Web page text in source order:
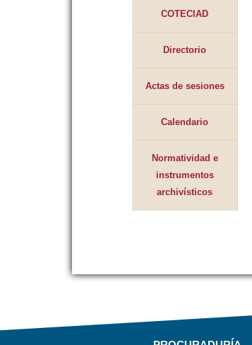
COTECIAD
Directorio
Actas de sesiones
Calendario
Normatividad e
instrumentos
archivísticos